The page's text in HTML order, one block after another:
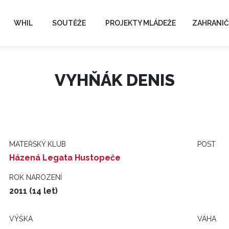
WHIL SOUTĚŽE PROJEKTY MLÁDEŽE
VYHŇÁK DENIS
MATEŘSKÝ KLUB
Házená Legata Hustopeče
POST
ROK NAROZENÍ
2011 (14 let)
VÝŠKA VÁHA